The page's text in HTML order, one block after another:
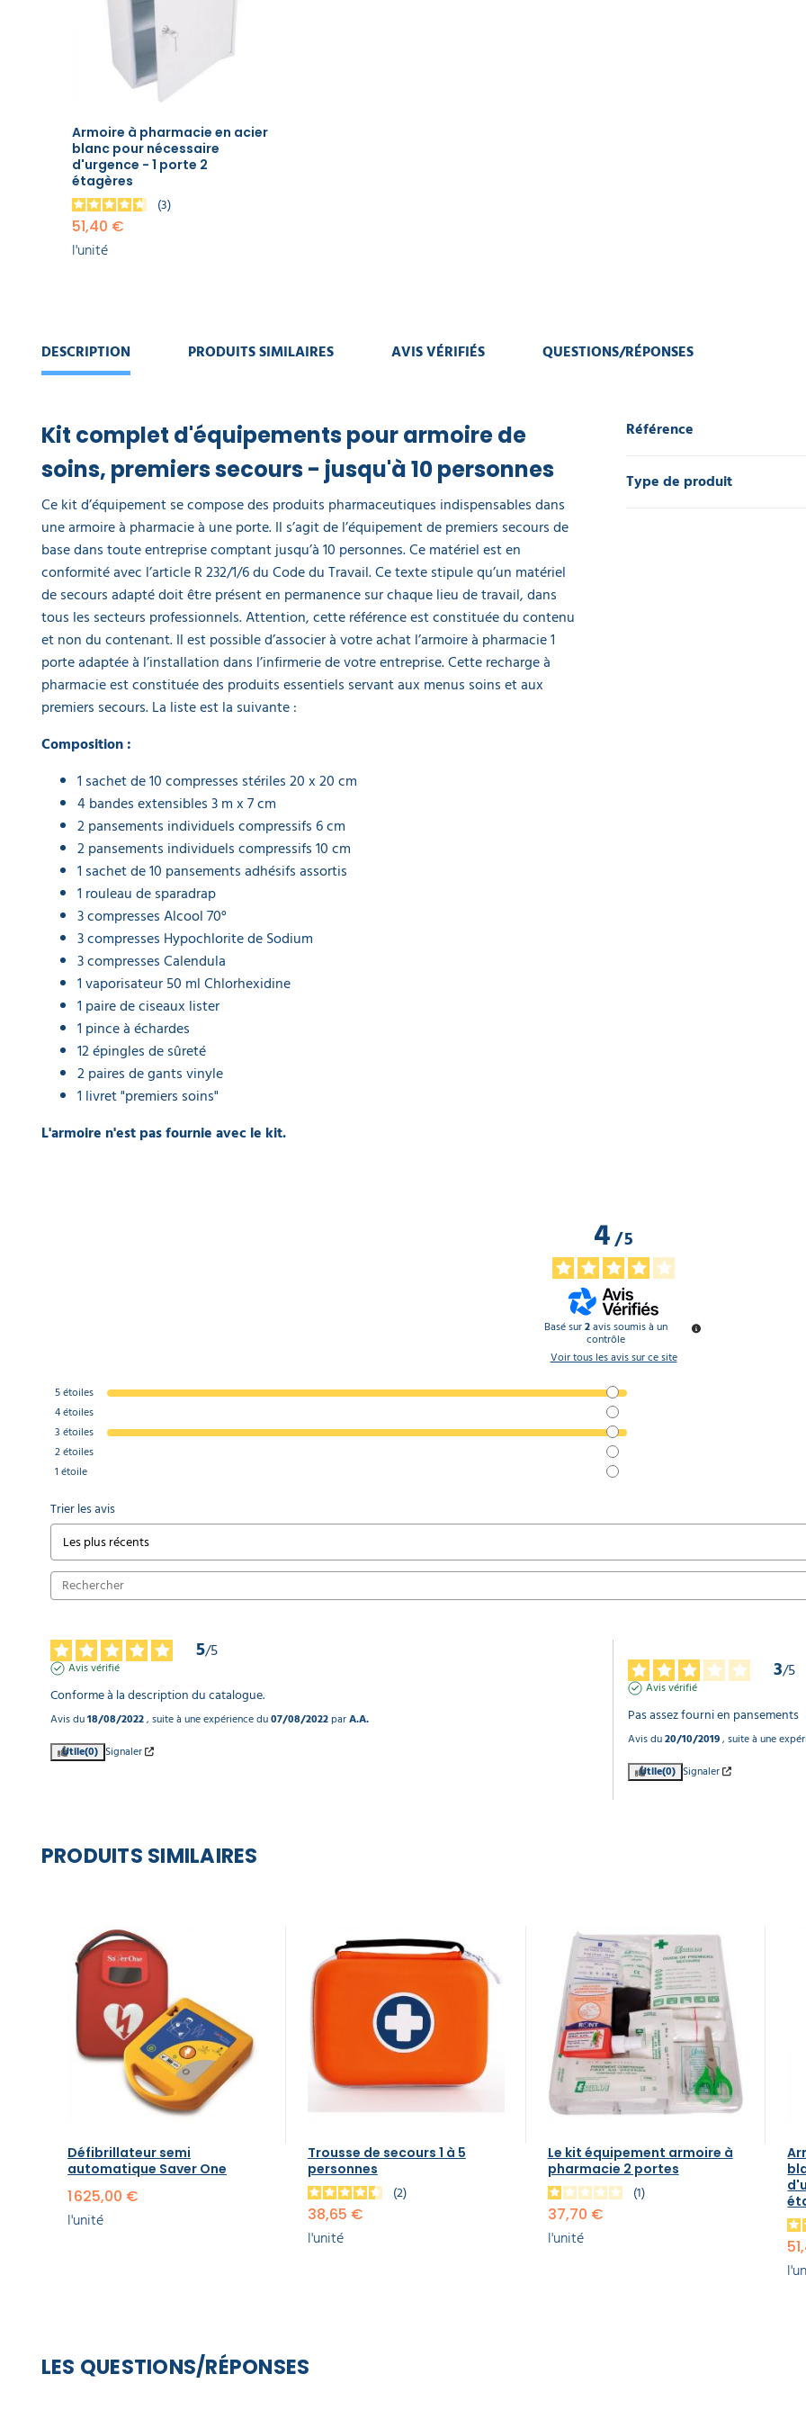
PROMOS
51,40 €
l'unité
Armoire à pharmacie en acier
blanc pour nécessaire
d'urgence - 1 porte 2
étagères
3
51,40 €
l'unité
DESCRIPTION PRODUITS SIMILAIRES AVIS VÉRIFIÉS QUESTIONS/RÉPONSES
Kit complet d'équipements pour armoire de
soins, premiers secours - jusqu'à 10 personnes
Ce kit d’équipement se compose des produits pharmaceutiques indispensables dans
une armoire à pharmacie à une porte. Il s’agit de l’équipement de premiers secours de
base dans toute entreprise comptant jusqu’à 10 personnes. Ce matériel est en
conformité avec l’article R 232/1/6 du Code du Travail. Ce texte stipule qu’un matériel
de secours adapté doit être présent en permanence sur chaque lieu de travail, dans
tous les secteurs professionnels. Attention, cette référence est constituée du contenu
et non du contenant. Il est possible d’associer à votre achat l’armoire à pharmacie 1
porte adaptée à l’installation dans l’infirmerie de votre entreprise. Cette recharge à
pharmacie est constituée des produits essentiels servant aux menus soins et aux
premiers secours. La liste est la suivante :
Composition :
1 sachet de 10 compresses stériles 20 x 20 cm
4 bandes extensibles 3 m x 7 cm
2 pansements individuels compressifs 6 cm
2 pansements individuels compressifs 10 cm
1 sachet de 10 pansements adhésifs assortis
1 rouleau de sparadrap
3 compresses Alcool 70°
3 compresses Hypochlorite de Sodium
3 compresses Calendula
1 vaporisateur 50 ml Chlorhexidine
1 paire de ciseaux lister
1 pince à échardes
12 épingles de sûreté
2 paires de gants vinyle
1 livret "premiers soins"
L'armoire n'est pas fournie avec le kit.
Référence
Type de produit
PRODUITS SIMILAIRES
Défibrillateur semi
automatique Saver One
1 625,00 €
l'unité
Trousse de secours 1 à 5
personnes
2
38,65 €
l'unité
Le kit équipement armoire à
pharmacie 2 portes
1
37,70 €
l'unité
LES QUESTIONS/RÉPONSES
4/5
Basé sur2avis soumis à un
contrôle
Voir tous les avis sur ce site
5étoiles
4étoiles
3 étoiles
2étoiles
1 étoile
Trier les avis
5/5
Avis vérifié
Conforme à la description du catalogue.
Avis du18/08/2022, suite à une expérience du07/08/2022parA.A.
Utile(0) Signaler
3/5
Avis vérifié
Pas assez fourni en pansements
Avis du20/10/2019, suite à une
Utile(0) Signaler